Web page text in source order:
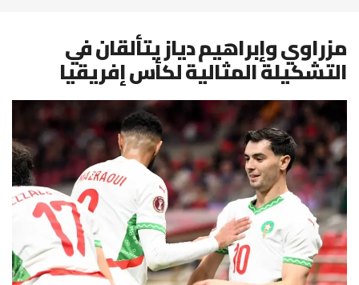
مزراوي وإبراهيم دياز يتألقان في
التشكيلة المثالية لكأس إفريقيا